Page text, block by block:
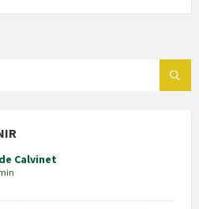
Calvinet